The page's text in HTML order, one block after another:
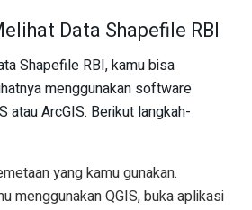
Data Shapefile RBI
Shapefile RBI, kamu bisa
menggunakan software
atau ArcGIS. Berikut langkah-
yang kamu gunakan.
menggunakan QGIS, buka aplikasi